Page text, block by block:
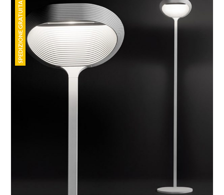
SPEDIZIONE GRATUITA
SPEDIZIONE GRATUITA